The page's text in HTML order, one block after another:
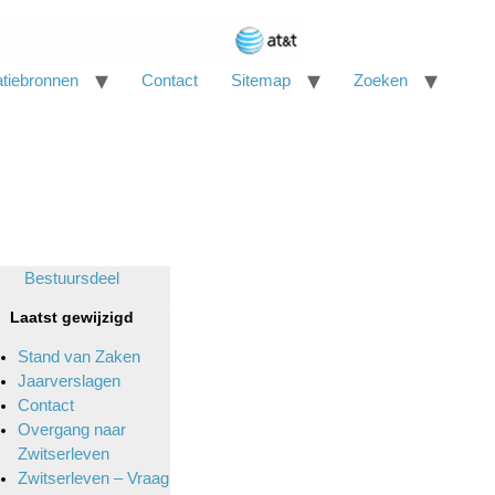
Contact Sitemap Zoeken
Bestuursdeel
Laatst gewijzigd
Stand van Zaken
Jaarverslagen
Contact
Overgang naar
Zwitserleven
Zwitserleven – Vraag